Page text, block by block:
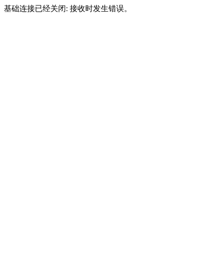
基础连接已经关闭: 接收时发生错误。